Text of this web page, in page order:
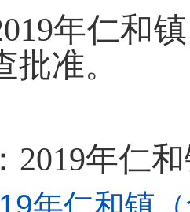
年仁和
准。
2019年仁